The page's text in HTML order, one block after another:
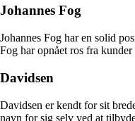
Johannes Fog
Johannes Fog har en solid
Fog har opnået ros fra
Davidsen
Davidsen er kendt for sit
navn for sig selv ved at